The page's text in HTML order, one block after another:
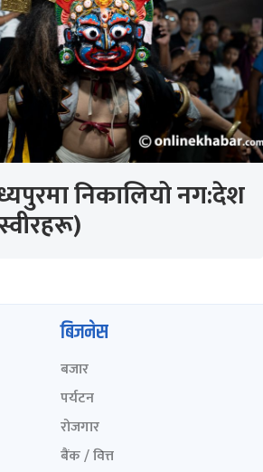
निकालियो नग:देश
बिजनेस
बजार
पर्यटन
रोजगार
बैंक / वित्त